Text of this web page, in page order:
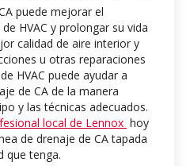
puede mejorar el
HVAC y prolongar su vida
calidad de aire interior y
u otras reparaciones
HVAC puede ayudar a
de CA de la manera
y las técnicas adecuados.
local de Lennox hoy
de drenaje de CA tapada
que tenga.